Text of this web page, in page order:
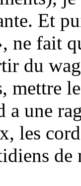
Et
ne fait
du
mettre
a une
les
de